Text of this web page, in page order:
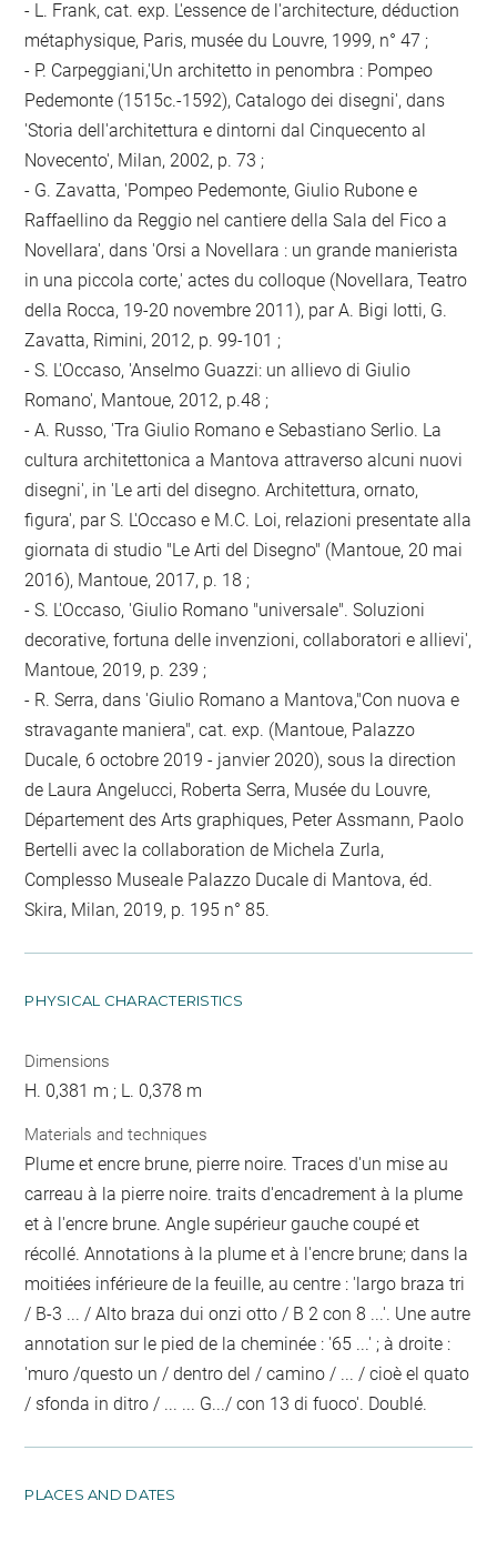
- L. Frank, cat. exp. L'essence de l'architecture, déduction
métaphysique, Paris, musée du Louvre, 1999, n° 47 ;
- P. Carpeggiani,'Un architetto in penombra : Pompeo
Pedemonte (1515c.-1592), Catalogo dei disegni', dans
'Storia dell'architettura e dintorni dal Cinquecento al
Novecento', Milan, 2002, p. 73 ;
- G. Zavatta, 'Pompeo Pedemonte, Giulio Rubone e
Raffaellino da Reggio nel cantiere della Sala del Fico a
Novellara', dans 'Orsi a Novellara : un grande manierista
in una piccola corte,' actes du colloque (Novellara, Teatro
della Rocca, 19-20 novembre 2011), par A. Bigi Iotti, G.
Zavatta, Rimini, 2012, p. 99-101 ;
- S. L'Occaso, 'Anselmo Guazzi: un allievo di Giulio
Romano', Mantoue, 2012, p.48 ;
- A. Russo, 'Tra Giulio Romano e Sebastiano Serlio. La
cultura architettonica a Mantova attraverso alcuni nuovi
disegni', in 'Le arti del disegno. Architettura, ornato,
figura', par S. L'Occaso e M.C. Loi, relazioni presentate alla
giornata di studio "Le Arti del Disegno" (Mantoue, 20 mai
2016), Mantoue, 2017, p. 18 ;
- S. L'Occaso, 'Giulio Romano "universale". Soluzioni
decorative, fortuna delle invenzioni, collaboratori e allievi',
Mantoue, 2019, p. 239 ;
- R. Serra, dans 'Giulio Romano a Mantova,"Con nuova e
stravagante maniera", cat. exp. (Mantoue, Palazzo
Ducale, 6 octobre 2019 - janvier 2020), sous la direction
de Laura Angelucci, Roberta Serra, Musée du Louvre,
Département des Arts graphiques, Peter Assmann, Paolo
Bertelli avec la collaboration de Michela Zurla,
Complesso Museale Palazzo Ducale di Mantova, éd.
Skira, Milan, 2019, p. 195 n° 85.
PHYSICAL CHARACTERISTICS
Dimensions
H. 0,381 m ; L. 0,378 m
Materials and techniques
Plume et encre brune, pierre noire. Traces d'un mise au
carreau à la pierre noire. traits d'encadrement à la plume
et à l'encre brune. Angle supérieur gauche coupé et
récollé. Annotations à la plume et à l'encre brune; dans la
moitiées inférieure de la feuille, au centre : 'largo braza tri
/ B-3 ... / Alto braza dui onzi otto / B 2 con 8 ...'. Une autre
annotation sur le pied de la cheminée : '65 ...' ; à droite :
'muro /questo un / dentro del / camino / ... / cioè el quato
/ sfonda in ditro / ... ... G.../ con 13 di fuoco'. Doublé.
PLACES AND DATES